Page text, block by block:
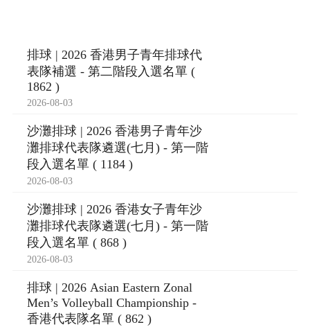
排球 | 2026 香港男子青年排球代
表隊補選 - 第二階段入選名單 (
1862 )
2026-08-03
沙灘排球 | 2026 香港男子青年沙
灘排球代表隊遴選(七月) - 第一階
段入選名單 ( 1184 )
2026-08-03
沙灘排球 | 2026 香港女子青年沙
灘排球代表隊遴選(七月) - 第一階
段入選名單 ( 868 )
2026-08-03
排球 | 2026 Asian Eastern Zonal
Men’s Volleyball Championship -
香港代表隊名單 ( 862 )